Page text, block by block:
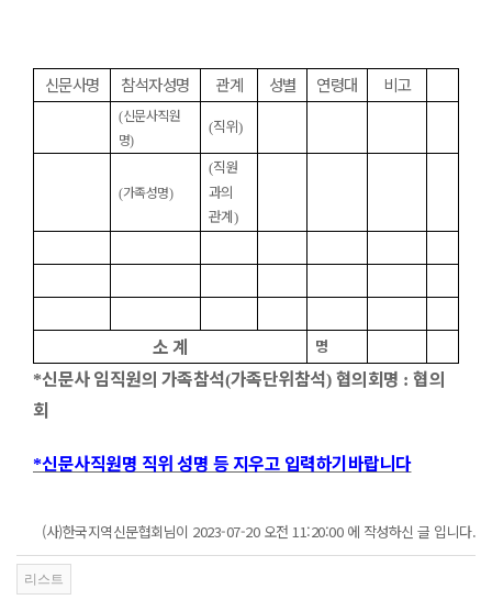
신문사명 참석자성명 관계 성별 연령대 비고
(신문사직원
명)
(직위)
(가족성명)
(직원
과의
관계)
소 계 명
*신문사 임직원의 가족참석(가족단위참석) 협의회명 : 협의
회
*신문사직원명 직위 성명 등 지우고 입력하기바랍니다
(사)한국지역신문협회님이 2023-07-20 오전 11:20:00 에 작성하신 글 입니다.